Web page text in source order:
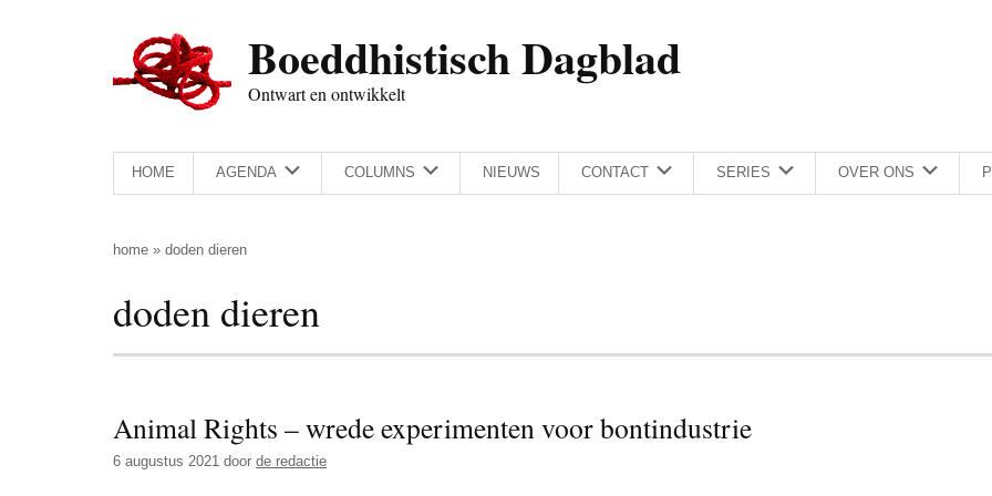
Boeddhistisch Dagblad
Ontwart en ontwikkelt
HOME AGENDA COLUMNS NIEUWS CONTACT SERIES OVER ONS
home » doden dieren
doden dieren
Animal Rights – wrede experimenten voor bontindustrie
6 augustus 2021 door de redactie